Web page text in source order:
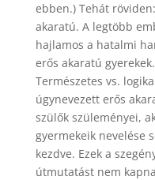
ebben.) Tehát
akaratú. A legtöbb
hajlamos a hatalmi
erős akaratú
Természetes vs.
úgynevezett erős
szülők szüleményei,
gyermekeik nevelése
kezdve. Ezek a
útmutatást nem